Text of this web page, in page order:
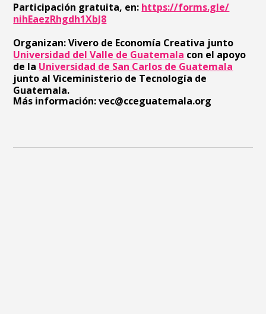
Participación gratuita, en: https://forms.gle/
nihEaezRhgdh1XbJ8
Organizan: Vivero de Economía Creativa junto
Universidad del Valle de Guatemala con el apoyo
de la Universidad de San Carlos de Guatemala
junto al Viceministerio de Tecnología de
Guatemala.
Más información:vec@cceguatemala.org